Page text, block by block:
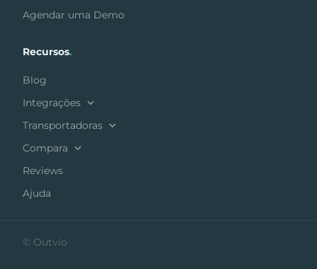
Agendar uma Demo
Recursos.
Blog
Integrações
Transportadoras
Compara
Reviews
Ajuda
© Outvio